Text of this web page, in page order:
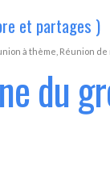
et partages )
à thème Réunion
du